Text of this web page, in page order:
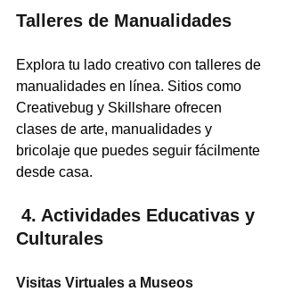
Talleres de Manualidades
Explora tu lado creativo con talleres de
manualidades en línea. Sitios como
Creativebug y Skillshare ofrecen
clases de arte, manualidades y
bricolaje que puedes seguir fácilmente
desde casa.
Culturales
Visitas Virtuales a Museos